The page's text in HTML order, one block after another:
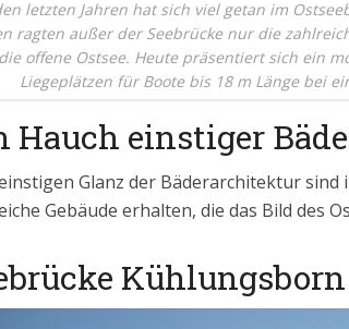
letzten Jahren hat sich viel getan im
ragten außer der Seebrücke nur die
offene Ostsee. Heute präsentiert sich ein
Liegeplätzen für Boote bis 18 m Länge bei
Hauch einstiger
Glanz der Bäderarchitektur
Gebäude erhalten, die das Bild des
Kühlungsborn